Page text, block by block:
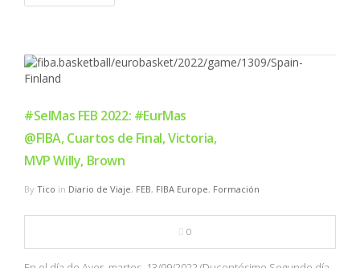
#SelMas FEB 2022: #EurMas
@FIBA, Cuartos de Final, Victoria,
MVP Willy, Brown
By Tico in Diario de Viaje, FEB, FIBA Europe, Formación
0